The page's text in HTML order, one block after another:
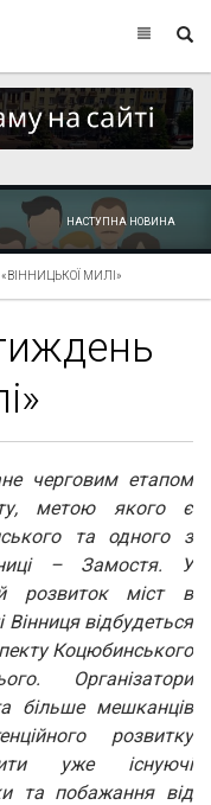
НАСТУПНА НОВИНА
МИЛІ»
черговим етапом
метою якого є
та одного з
– Замостя. У
розвиток міст в
Вінниця відбудеться
Коцюбинського
Організатори
більше мешканців
розвитку
уже існуючі
та побажання від